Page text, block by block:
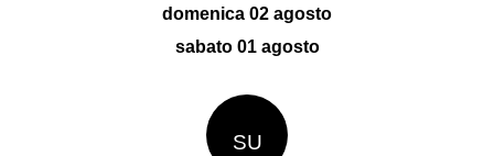
domenica 02 agosto
sabato 01 agosto
SU